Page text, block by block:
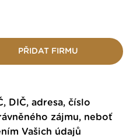
PŘIDAT FIRMU
DIČ, adresa, číslo
zájmu, neboť
Vašich údajů